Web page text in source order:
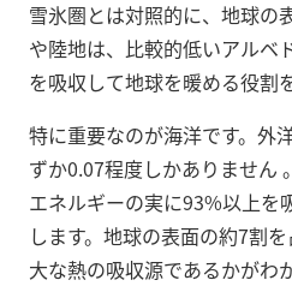
雪氷圏とは対照的に、地球の
や陸地は、比較的低いアルベ
を吸収して地球を暖める役割
特に重要なのが海洋です。外
ずか0.07程度しかありません
エネルギーの実に93%以上を
します。地球の表面の約7割
大な熱の吸収源であるかがわ